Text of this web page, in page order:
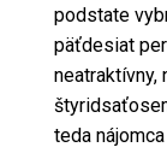
podstate
päťdesiat
neatraktívny,
teda